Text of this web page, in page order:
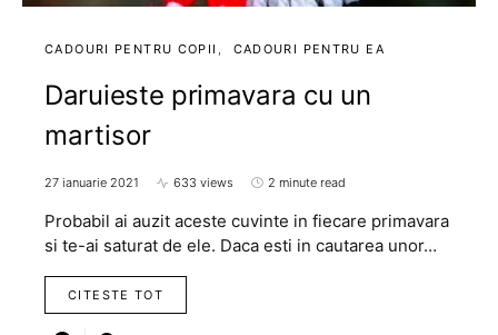
CADOURI PENTRU COPII CADOURI PENTRU EA
Daruieste primavara cu un
martisor
27 ianuarie 2021 633 views 2 minute read
Probabil ai auzit aceste cuvinte in fiecare primavara
si te-ai saturat de ele. Daca esti in cautarea unor…
CITESTE TOT